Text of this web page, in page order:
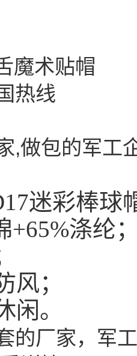
魔术贴帽
热线
,做包的军工
迷彩棒球
+65%涤纶
风；
闲。
的厂家，军